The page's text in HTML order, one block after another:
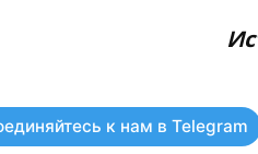
к нам в Telegram